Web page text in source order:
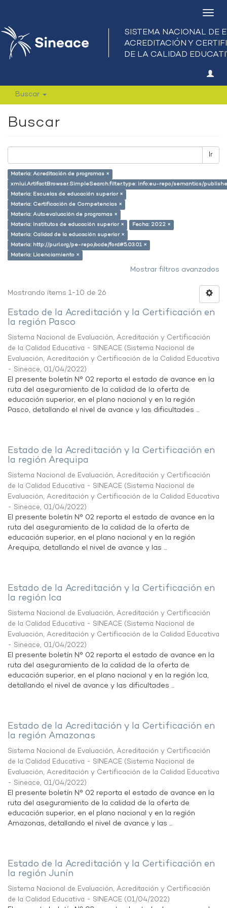
Buscar
Buscar
Ir
Materia: Acreditación de programas ×
xmlui.ArtifactBrowser.SimpleSearch.filter.type: info:eu-repo/semantics/
Materia: Escuelas de educación superior ×
Materia: Certificación de Competencias ×
Materia: Autoevaluación de programas ×
Materia: Institutos de educación superior ×
Fecha: 2022 ×
Materia: Calidad de la educación superior ×
Materia: http://purl.org/pe-repo/ocde/ford#5.03.01 ×
Materia: Licenciamiento ×
Mostrar filtros avanzados
Mostrando ítems 1-10 de 26
Estado de la Acreditación y la Certificación en
la región Pasco
Sistema Nacional de Evaluación, Acreditación y Certificación
de la Calidad Educativa - SINEACE (Sistema Nacional de
Evaluación, Acreditación y Certificación de la Calidad Educativa
- Sineace, 01/04/2022)
El presente boletín N° 02 reporta el estado de avance en la
ruta del aseguramiento de la calidad de la oferta de
educación superior, en el plano nacional y en la región
Pasco, detallando el nivel de avance y las dificultades ...
Estado de la Acreditación y la Certificación en
la región Arequipa
Sistema Nacional de Evaluación, Acreditación y Certificación
de la Calidad Educativa - SINEACE (Sistema Nacional de
Evaluación, Acreditación y Certificación de la Calidad Educativa
- Sineace, 01/04/2022)
El presente boletín N° 02 reporta el estado de avance en la
ruta del aseguramiento de la calidad de la oferta de
educación superior, en el plano nacional y en la región
Arequipa, detallando el nivel de avance y las ...
Estado de la Acreditación y la Certificación en
la región Ica
Sistema Nacional de Evaluación, Acreditación y Certificación
de la Calidad Educativa - SINEACE (Sistema Nacional de
Evaluación, Acreditación y Certificación de la Calidad Educativa
- Sineace, 01/04/2022)
El presente boletín N° 02 reporta el estado de avance en la
ruta del aseguramiento de la calidad de la oferta de
educación superior, en el plano nacional y en la región Ica,
detallando el nivel de avance y las dificultades ...
Estado de la Acreditación y la Certificación en
la región Amazonas
Sistema Nacional de Evaluación, Acreditación y Certificación
de la Calidad Educativa - SINEACE (Sistema Nacional de
Evaluación, Acreditación y Certificación de la Calidad Educativa
- Sineace, 01/04/2022)
El presente boletín N° 02 reporta el estado de avance en la
ruta del aseguramiento de la calidad de la oferta de
educación superior, en el plano nacional y en la región
Amazonas, detallando el nivel de avance y las ...
Estado de la Acreditación y la Certificación en
la región Junín
Sistema Nacional de Evaluación, Acreditación y Certificación
de la Calidad Educativa - SINEACE (01/04/2022)